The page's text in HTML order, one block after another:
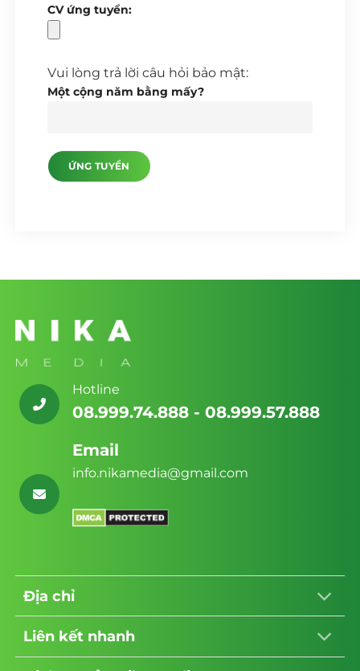
CV ứng tuyển:
Vui lòng trả lời câu hỏi bảo mật:
Một cộng năm bằng mấy?
Hotline
08.999.74.888 - 08.999.57.888
Email
info.nikamedia@gmail.com
Địa chỉ
Liên kết nhanh